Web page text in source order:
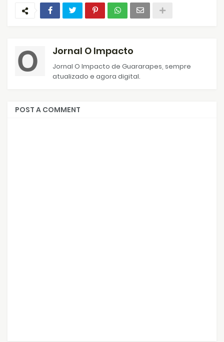
Jornal O Impacto
Jornal O Impacto de Guararapes, sempre
atualizado e agora digital.
POST A COMMENT